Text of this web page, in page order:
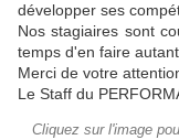
développer ses
Nos stagiaires sont
temps d'en faire
Merci de votre
Le Staff du
Cliquez sur l'image